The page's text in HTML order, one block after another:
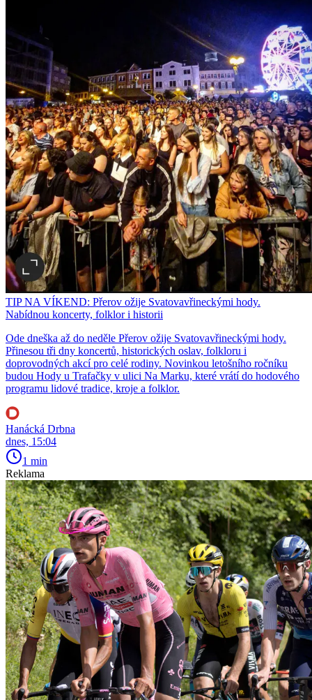
TIP NA VÍKEND: Přerov ožije Svatovavřineckými hody.
Nabídnou koncerty, folklor i historii
Ode dneška až do neděle Přerov ožije Svatovavřineckými hody.
Přinesou tři dny koncertů, historických oslav, folkloru i
doprovodných akcí pro celé rodiny. Novinkou letošního ročníku
budou Hody u Trafačky v ulici Na Marku, které vrátí do hodového
programu lidové tradice, kroje a folklor.
Hanácká Drbna
dnes, 15:04
1 min
Reklama